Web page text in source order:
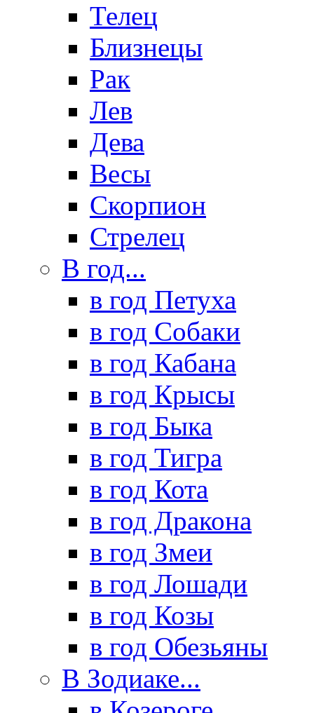
Телец
Близнецы
Рак
Лев
Дева
Весы
Скорпион
Стрелец
В год...
в год Петуха
в год Собаки
в год Кабана
в год Крысы
в год Быка
в год Тигра
в год Кота
в год Дракона
в год Змеи
в год Лошади
в год Козы
в год Обезьяны
В Зодиаке...